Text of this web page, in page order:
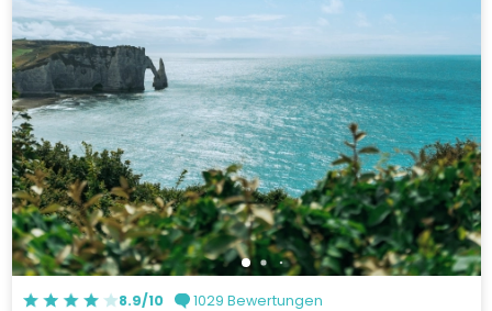
8.9/10 1029 Bewertungen